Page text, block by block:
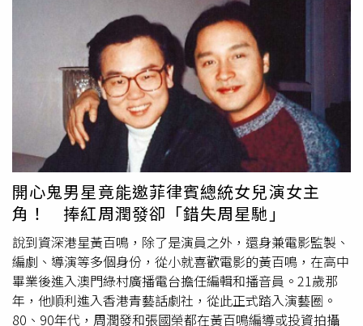
女」，但是她沒有因此被擊倒，反而選擇勇敢面對。張韶涵
因為負面新聞，事業重心移往中國大陸。（圖／翻攝自張韶
涵微博）因為在台灣有太多傷心事，逼得張韶涵不得不離
開，前往中國大陸發展，直到2018年以首發歌手身分加入
《歌手2018》，讓她再度爆紅。根據《搜狐新聞》報導，
有營銷號爆料張韶涵的近況，聲稱她已經在上海生活好幾年
了，但因為早前被家人「吸血」吸得太狠，加上事業回升沒
幾年，導致生活過得有些拮据，只能和別人合租，更稱早前
落魄時，給張韶涵留下陰影，讓她格外節約，「一雙鞋能穿
好幾年不說，一到冬天為了省電都不敢開空調」。張韶涵近
幾年才又爆紅。（圖／翻攝自張韶涵微博）不過，報導指
出，明星 天價片酬是普通人無法想像的，鄭爽日薪208萬人
民幣（約895萬新台幣）就是最好的例子，更提到張韶涵近
幾年事業翻紅，光幾部綜藝片酬都足以拿來買房，認為爆料
內容的真實性有待證實。
開心鬼男星竟能邀菲律賓總統女兒演女主
角！ 捧紅周潤發卻「錯失周星馳」
說到資深港星黃百鳴，除了是演員之外，還身兼電影監製、
編劇、導演等多個身份，從小就喜歡電影的黃百鳴，在高中
畢業後進入澳門綠村廣播電台擔任編輯和播音員。21歲那
年，他順利進入香港青藝話劇社，從此正式踏入演藝圈。
80、90年代，周潤發和張國榮都在黃百鳴編導或投資拍攝